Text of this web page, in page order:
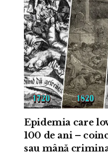
Epidemia care
100 de ani –
sau mână